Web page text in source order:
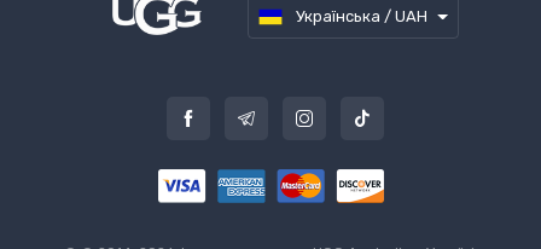
Українська / UAH